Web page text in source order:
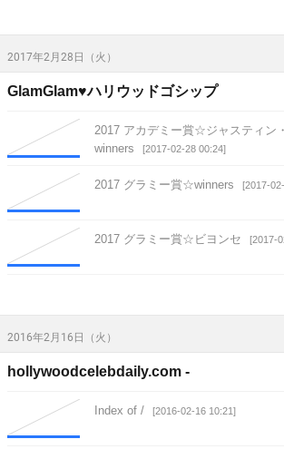
2017年2月28日（火）
GlamGlam♥ハリウッドゴシップ
2017 アカデミー賞☆ジャスティン
winners
[2017-02-28 00:24]
2017 グラミー賞☆winners [2017-
2017 グラミー賞☆ビヨンセ [2017-
2016年2月16日（火）
hollywoodcelebdaily.com -
Index of / [2016-02-16 10:21]